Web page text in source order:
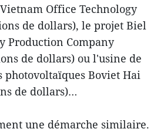
Office Technology
de dollars), le projet Biel
Production Company
de dollars) ou l'usine de
photovoltaïques Boviet Hai
de dollars)…
une démarche similaire.